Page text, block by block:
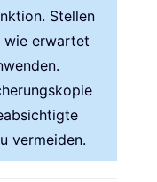
Stellen
wie erwartet
vermeiden.